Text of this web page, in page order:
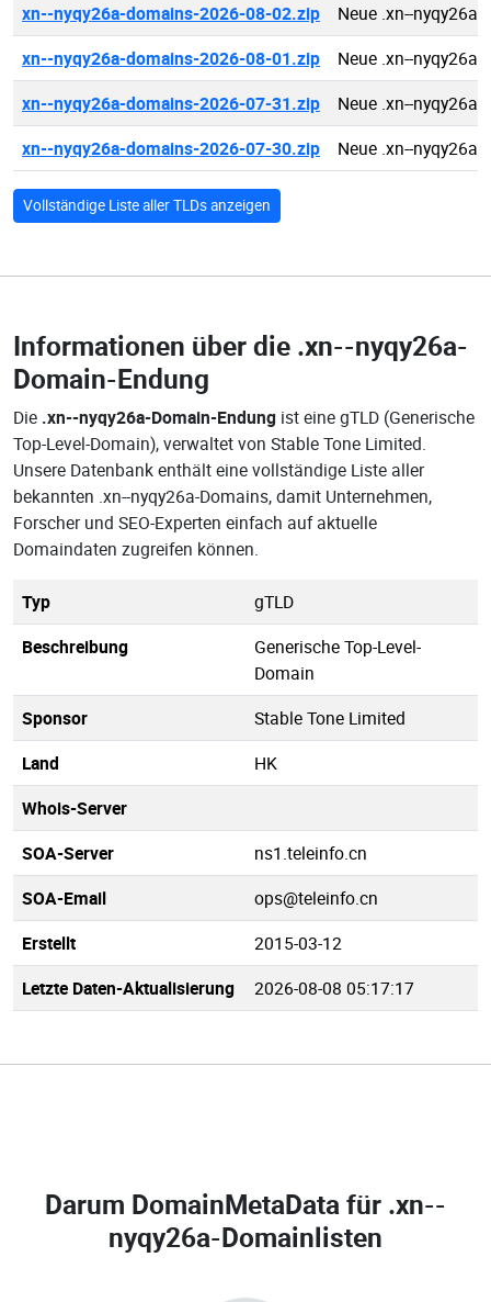
xn--nyqy26a-domains-2026-08-02.zip
Neue .xn--nyqy26a
xn--nyqy26a-domains-2026-08-01.zip
Neue .xn--nyqy26a
xn--nyqy26a-domains-2026-07-31.zip
Neue .xn--nyqy26a
xn--nyqy26a-domains-2026-07-30.zip
Neue .xn--nyqy26a
Vollständige Liste aller TLDs anzeigen
Informationen über die .xn--nyqy26a-
Domain-Endung
Die .xn--nyqy26a-Domain-Endung ist eine gTLD (Generische
Top-Level-Domain), verwaltet von Stable Tone Limited.
Unsere Datenbank enthält eine vollständige Liste aller
bekannten .xn--nyqy26a-Domains, damit Unternehmen,
Forscher und SEO-Experten einfach auf aktuelle
Domaindaten zugreifen können.
Typ
gTLD
Beschreibung
Generische Top-Level-
Domain
Sponsor
Stable Tone Limited
Land
HK
Whois-Server
SOA-Server
ns1.teleinfo.cn
SOA-Email
ops@teleinfo.cn
Erstellt
2015-03-12
Letzte Daten-Aktualisierung
2026-08-08 05:17:17
Darum DomainMetaData für .xn--
nyqy26a-Domainlisten